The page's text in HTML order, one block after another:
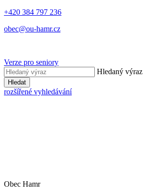
+420 384 797 236
obec@ou-hamr.cz
Verze pro seniory
Hledaný výraz
Hledat
rozšířené vyhledávání
Obec Hamr